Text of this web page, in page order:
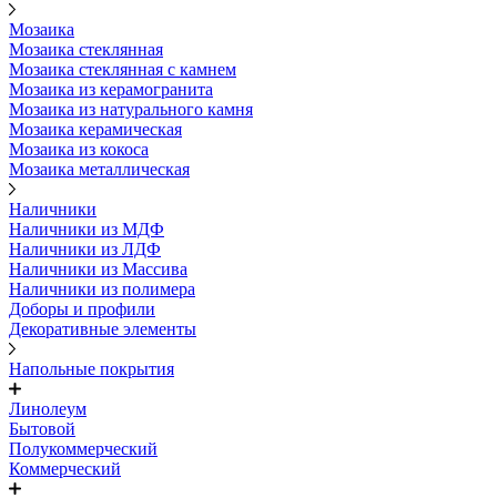
Мозаика
Мозаика стеклянная
Мозаика стеклянная с камнем
Мозаика из керамогранита
Мозаика из натурального камня
Мозаика керамическая
Мозаика из кокоса
Мозаика металлическая
Наличники
Наличники из МДФ
Наличники из ЛДФ
Наличники из Массива
Наличники из полимера
Доборы и профили
Декоративные элементы
Напольные покрытия
Линолеум
Бытовой
Полукоммерческий
Коммерческий